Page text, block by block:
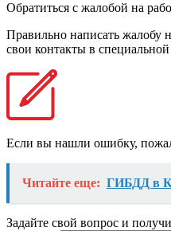
Обратиться с жалобой на
Правильно написать жалобу
свои контакты в
Если вы нашли ошибку,
Читайте еще: ГИБДД в
Задайте свой вопрос и